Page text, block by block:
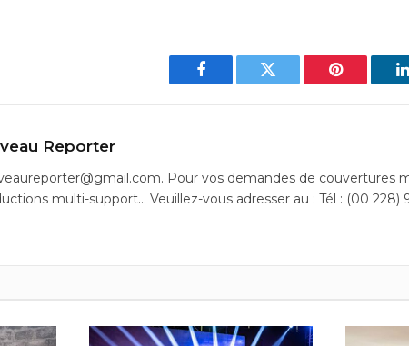
Facebook Twitter Pinterest
Reporter
Pour vos demandes de couvertures
multi-support… Veuillez-vous adresser au : Tél : (00 228)